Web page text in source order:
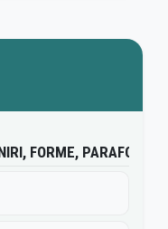
FORME, PARAFORME)